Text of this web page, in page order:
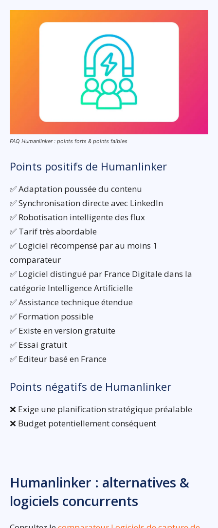
FAQ Humanlinker : points forts & points faibles
Points positifs de Humanlinker
✅ Adaptation poussée du contenu
✅ Synchronisation directe avec LinkedIn
✅ Robotisation intelligente des flux
✅ Tarif très abordable
✅ Logiciel récompensé par au moins 1
comparateur
✅ Logiciel distingué par France Digitale dans la
catégorie Intelligence Artificielle
✅ Assistance technique étendue
✅ Formation possible
✅ Existe en version gratuite
✅ Essai gratuit
✅ Editeur basé en France
Points négatifs de Humanlinker
❌ Exige une planification stratégique préalable
❌ Budget potentiellement conséquent
Humanlinker : alternatives &
logiciels concurrents